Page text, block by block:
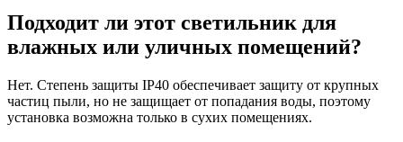
Подходит ли этот светильник для
влажных или уличных помещений?
Нет. Степень защиты IP40 обеспечивает защиту от крупных
частиц пыли, но не защищает от попадания воды, поэтому
установка возможна только в сухих помещениях.